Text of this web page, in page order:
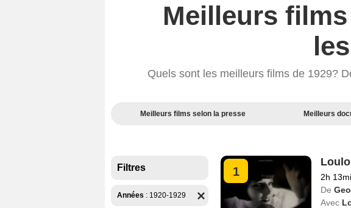
Meilleurs
Quels sont les meilleurs films de 1929?
Meilleurs films selon la presse Meilleurs
Filtres
Années : 1920-1929
1 2h
De
Avec